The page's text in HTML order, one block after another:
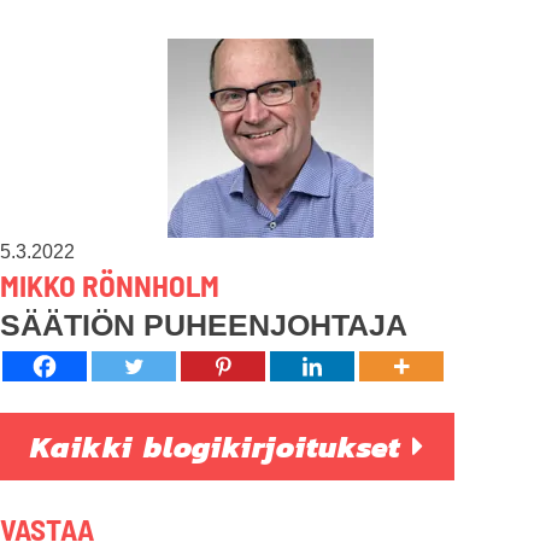
5.3.2022
MIKKO RÖNNHOLM
SÄÄTIÖN PUHEENJOHTAJA
Kaikki blogikirjoitukset
VASTAA